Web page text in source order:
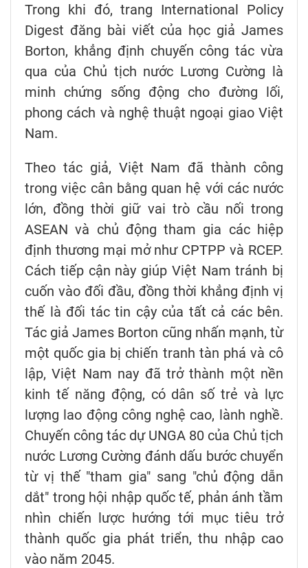
Trong khi đó, trang International Policy
Digest đăng bài viết của học giả James
Borton, khẳng định chuyến công tác vừa
qua của Chủ tịch nước Lương Cường là
minh chứng sống động cho đường lối,
phong cách và nghệ thuật ngoại giao Việt
Nam.
Theo tác giả, Việt Nam đã thành công
trong việc cân bằng quan hệ với các nước
lớn, đồng thời giữ vai trò cầu nối trong
ASEAN và chủ động tham gia các hiệp
định thương mại mở như CPTPP và RCEP.
Cách tiếp cận này giúp Việt Nam tránh bị
cuốn vào đối đầu, đồng thời khẳng định vị
thế là đối tác tin cậy của tất cả các bên.
Tác giả James Borton cũng nhấn mạnh, từ
một quốc gia bị chiến tranh tàn phá và cô
lập, Việt Nam nay đã trở thành một nền
kinh tế năng động, có dân số trẻ và lực
lượng lao động công nghệ cao, lành nghề.
Chuyến công tác dự UNGA 80 của Chủ tịch
nước Lương Cường đánh dấu bước chuyển
từ vị thế "tham gia" sang "chủ động dẫn
dắt" trong hội nhập quốc tế, phản ánh tầm
nhìn chiến lược hướng tới mục tiêu trở
thành quốc gia phát triển, thu nhập cao
vào năm 2045.